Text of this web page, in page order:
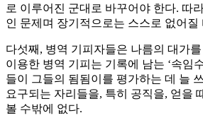
로 이루어진 군대로 바꾸어야 한다. 따
인 문제며 장기적으로는 스스로 없어질
다섯째, 병역 기피자들은 나름의 대가
이용한 병역 기피는 기록에 남는 ‘속임
들이 그들의 됨됨이를 평가하는 데 늘
요구되는 자리들을, 특히 공직을, 얻을
볼 수밖에 없다.